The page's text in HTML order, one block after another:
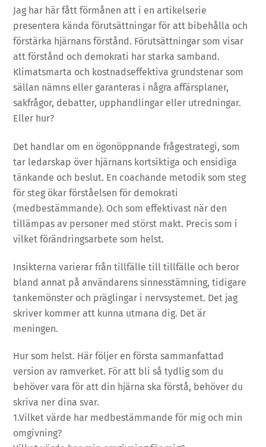
Jag har här fått förmånen att i en artikelserie
presentera kända förutsättningar för att bibehålla och
förstärka hjärnans förstånd. Förutsättningar som visar
att förstånd och demokrati har starka samband.
Klimatsmarta och kostnadseffektiva grundstenar som
sällan nämns eller garanteras i några affärsplaner,
sakfrågor, debatter, upphandlingar eller utredningar.
Eller hur?
Det handlar om en ögonöppnande frågestrategi, som
tar ledarskap över hjärnans kortsiktiga och ensidiga
tänkande och beslut. En coachande metodik som steg
för steg ökar förståelsen för demokrati
(medbestämmande). Och som effektivast när den
tillämpas av personer med störst makt. Precis som i
vilket förändringsarbete som helst.
Insikterna varierar från tillfälle till tillfälle och beror
bland annat på användarens sinnesstämning, tidigare
tankemönster och präglingar i nervsystemet. Det jag
skriver kommer att kunna utmana dig. Det är
meningen.
Hur som helst. Här följer en första sammanfattad
version av ramverket. För att bli så tydlig som du
behöver vara för att din hjärna ska förstå, behöver du
skriva ner dina svar.
1.Vilket värde har medbestämmande för mig och min
omgivning?